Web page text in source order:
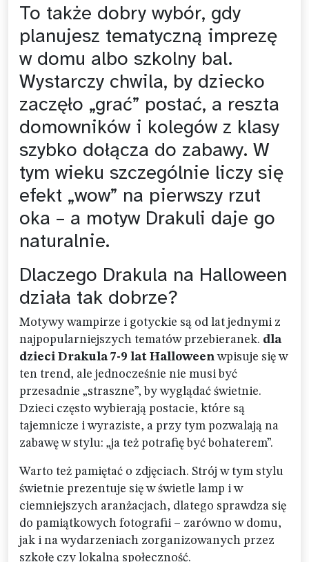
To także dobry wybór, gdy
planujesz tematyczną imprezę
w domu albo szkolny bal.
Wystarczy chwila, by dziecko
zaczęło „grać” postać, a reszta
domowników i kolegów z klasy
szybko dołącza do zabawy. W
tym wieku szczególnie liczy się
efekt „wow” na pierwszy rzut
oka – a motyw Drakuli daje go
naturalnie.
Dlaczego Drakula na Halloween
działa tak dobrze?
Motywy wampirze i gotyckie są od lat jednymi z
najpopularniejszych tematów przebieranek. dla
dzieci Drakula 7-9 lat Halloweenwpisuje się w
ten trend, ale jednocześnie nie musi być
przesadnie „straszne”, by wyglądać świetnie.
Dzieci często wybierają postacie, które są
tajemnicze i wyraziste, a przy tym pozwalają na
zabawę w stylu: „ja też potrafię być bohaterem”.
Warto też pamiętać o zdjęciach. Strój w tym stylu
świetnie prezentuje się w świetle lamp i w
ciemniejszych aranżacjach, dlatego sprawdza się
do pamiątkowych fotografii – zarówno w domu,
jak i na wydarzeniach zorganizowanych przez
szkołę czy lokalną społeczność.